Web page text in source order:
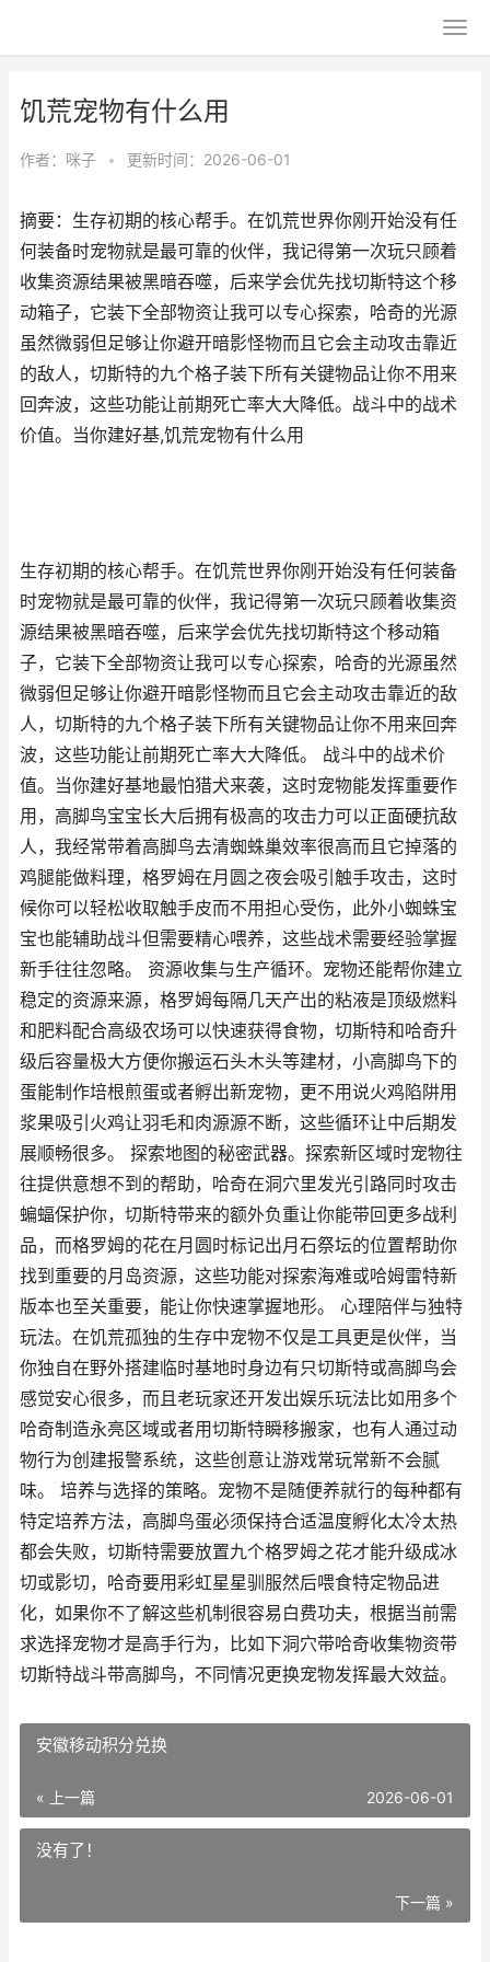
饥荒宠物有什么用
作者： 咪子 • 更新时间：2026-06-01
摘要：生存初期的核心帮手。在饥荒世界你刚开始没有任
何装备时宠物就是最可靠的伙伴，我记得第一次玩只顾着
收集资源结果被黑暗吞噬，后来学会优先找切斯特这个移
动箱子，它装下全部物资让我可以专心探索，哈奇的光源
虽然微弱但足够让你避开暗影怪物而且它会主动攻击靠近
的敌人，切斯特的九个格子装下所有关键物品让你不用来
回奔波，这些功能让前期死亡率大大降低。战斗中的战术
价值。当你建好基,饥荒宠物有什么用
生存初期的核心帮手。在饥荒世界你刚开始没有任何装备
时宠物就是最可靠的伙伴，我记得第一次玩只顾着收集资
源结果被黑暗吞噬，后来学会优先找切斯特这个移动箱
子，它装下全部物资让我可以专心探索，哈奇的光源虽然
微弱但足够让你避开暗影怪物而且它会主动攻击靠近的敌
人，切斯特的九个格子装下所有关键物品让你不用来回奔
波，这些功能让前期死亡率大大降低。 战斗中的战术价
值。当你建好基地最怕猎犬来袭，这时宠物能发挥重要作
用，高脚鸟宝宝长大后拥有极高的攻击力可以正面硬抗敌
人，我经常带着高脚鸟去清蜘蛛巢效率很高而且它掉落的
鸡腿能做料理，格罗姆在月圆之夜会吸引触手攻击，这时
候你可以轻松收取触手皮而不用担心受伤，此外小蜘蛛宝
宝也能辅助战斗但需要精心喂养，这些战术需要经验掌握
新手往往忽略。 资源收集与生产循环。宠物还能帮你建立
稳定的资源来源，格罗姆每隔几天产出的粘液是顶级燃料
和肥料配合高级农场可以快速获得食物，切斯特和哈奇升
级后容量极大方便你搬运石头木头等建材，小高脚鸟下的
蛋能制作培根煎蛋或者孵出新宠物，更不用说火鸡陷阱用
浆果吸引火鸡让羽毛和肉源源不断，这些循环让中后期发
展顺畅很多。 探索地图的秘密武器。探索新区域时宠物往
往提供意想不到的帮助，哈奇在洞穴里发光引路同时攻击
蝙蝠保护你，切斯特带来的额外负重让你能带回更多战利
品，而格罗姆的花在月圆时标记出月石祭坛的位置帮助你
找到重要的月岛资源，这些功能对探索海难或哈姆雷特新
版本也至关重要，能让你快速掌握地形。 心理陪伴与独特
玩法。在饥荒孤独的生存中宠物不仅是工具更是伙伴，当
你独自在野外搭建临时基地时身边有只切斯特或高脚鸟会
感觉安心很多，而且老玩家还开发出娱乐玩法比如用多个
哈奇制造永亮区域或者用切斯特瞬移搬家，也有人通过动
物行为创建报警系统，这些创意让游戏常玩常新不会腻
味。 培养与选择的策略。宠物不是随便养就行的每种都有
特定培养方法，高脚鸟蛋必须保持合适温度孵化太冷太热
都会失败，切斯特需要放置九个格罗姆之花才能升级成冰
切或影切，哈奇要用彩虹星星驯服然后喂食特定物品进
化，如果你不了解这些机制很容易白费功夫，根据当前需
求选择宠物才是高手行为，比如下洞穴带哈奇收集物资带
切斯特战斗带高脚鸟，不同情况更换宠物发挥最大效益。
安徽移动积分兑换
« 上一篇 2026-06-01
没有了！
下一篇 »